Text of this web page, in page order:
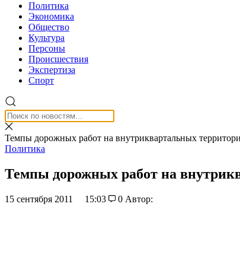
Политика
Экономика
Общество
Культура
Персоны
Происшествия
Экспертиза
Спорт
Темпы дорожных работ на внутриквартальных
Политика
Темпы дорожных работ на
15 сентября 2011 15:03 0 Автор: